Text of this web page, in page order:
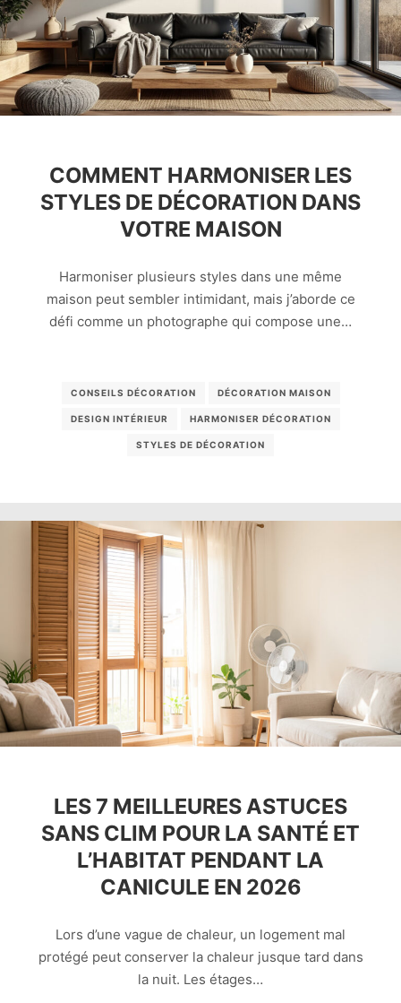
COMMENT HARMONISER LES
STYLES DE DÉCORATION DANS
VOTRE MAISON
Harmoniser plusieurs styles dans une même
maison peut sembler intimidant, mais j’aborde ce
défi comme un photographe qui compose une…
CONSEILS DÉCORATION DÉCORATION MAISON
DESIGN INTÉRIEUR HARMONISER DÉCORATION
STYLES DE DÉCORATION
LES 7 MEILLEURES ASTUCES
SANS CLIM POUR LA SANTÉ ET
L’HABITAT PENDANT LA
CANICULE EN 2026
Lors d’une vague de chaleur, un logement mal
protégé peut conserver la chaleur jusque tard dans
la nuit. Les étages…